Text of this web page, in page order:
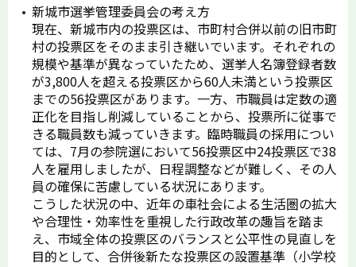
新城市選挙管理委員会の考え方
現在、新城市内の投票区は、市町村合併以前の旧市町
村の投票区をそのまま引き継いでいます。それぞれの
規模や基準が異なっていたため、選挙人名簿登録者数
が3,800人を超える投票区から60人未満という投票区
までの56投票区があります。一方、市職員は定数の適
正化を目指し削減していることから、投票所に従事で
きる職員数も減っていきます。臨時職員の採用につい
ては、7月の参院選において56投票区中24投票区で38
人を雇用しましたが、日程調整などが難しく、その人
員の確保に苦慮している状況にあります。
こうした状況の中、近年の車社会による生活圏の拡大
や合理性・効率性を重視した行政改革の趣旨を踏ま
え、市域全体の投票区のバランスと公平性の見直しを
目的として、合併後新たな投票区の設置基準（小学校